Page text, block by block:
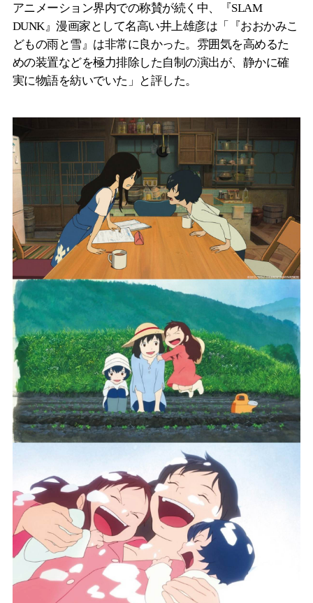
アニメーション界内での称賛が続く中、『SLAM
DUNK』漫画家として名高い井上雄彦は「『おおかみこ
どもの雨と雪』は非常に良かった。雰囲気を高めるた
めの装置などを極力排除した自制の演出が、静かに確
実に物語を紡いでいた」と評した。